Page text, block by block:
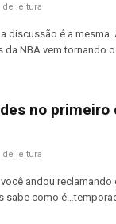
de leitura
discussão é a mesma.
NBA vem tornando o…
no primeiro
de leitura
você andou
sabe como